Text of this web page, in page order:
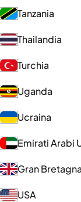
Tanzania
Thailandia
Turchia
Uganda
Ucraina
Emirati Arabi
Gran Bretagna
USA